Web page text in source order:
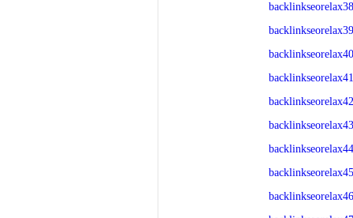
backlinkseorelax38
backlinkseorelax39
backlinkseorelax40
backlinkseorelax41
backlinkseorelax42
backlinkseorelax43
backlinkseorelax44
backlinkseorelax45
backlinkseorelax46